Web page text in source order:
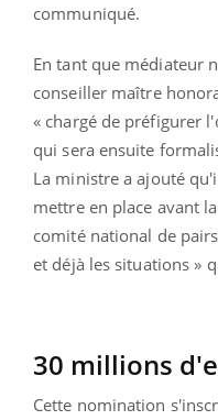
communiqué.
En tant que médiateur
conseiller maître
« chargé de préfigurer
qui sera ensuite
La ministre a ajouté
mettre en place avant
comité national de
et déjà les situations »
30 millions
Cette nomination